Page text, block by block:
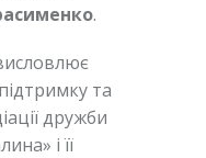
.
та
дружби
і її